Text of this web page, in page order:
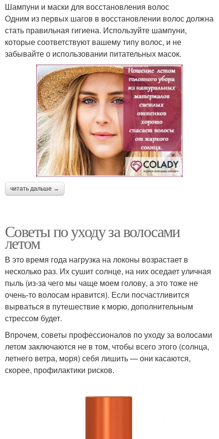
Шампуни и маски для восстановления волос
Одним из первых шагов в восстановлении волос должна
стать правильная гигиена. Используйте шампуни,
которые соответствуют вашему типу волос, и не
забывайте о использовании питательных масок.
читать дальше →
Советы по уходу за волосами
летом
В это время года нагрузка на локоны возрастает в
несколько раз. Их сушит солнце, на них оседает уличная
пыль (из-за чего мы чаще моем голову, а это тоже не
очень-то волосам нравится). Если посчастливится
вырваться в путешествие к морю, дополнительным
стрессом будет.
Впрочем, советы профессионалов по уходу за волосами
летом заключаются не в том, чтобы всего этого (солнца,
летнего ветра, моря) себя лишить — они касаются,
скорее, профилактики рисков.